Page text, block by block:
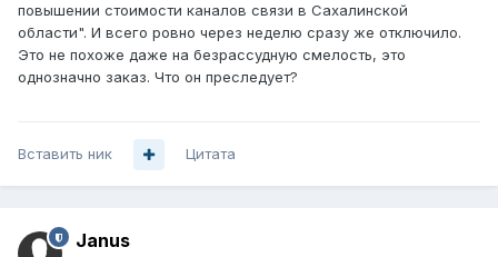
повышении стоимости каналов связи в Сахалинской
области". И всего ровно через неделю сразу же отключило.
Это не похоже даже на безрассудную смелость, это
однозначно заказ. Что он преследует?
Вставить ник Цитата
Janus